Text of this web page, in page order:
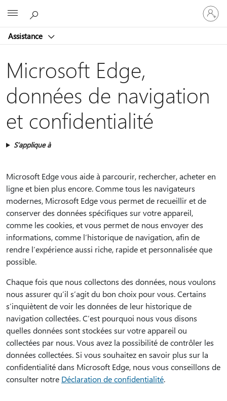
Assistance
vous
à
compte
Microsoft Edge,
données de navigation
et confidentialité
S’applique à
Microsoft Edge vous aide à parcourir, rechercher, acheter en
ligne et bien plus encore. Comme tous les navigateurs
modernes, Microsoft Edge vous permet de recueillir et de
conserver des données spécifiques sur votre appareil,
comme les cookies, et vous permet de nous envoyer des
informations, comme l’historique de navigation, afin de
rendre l’expérience aussi riche, rapide et personnalisée que
possible.
Chaque fois que nous collectons des données, nous voulons
nous assurer qu’il s’agit du bon choix pour vous. Certains
s’inquiètent de voir les données de leur historique de
navigation collectées. C’est pourquoi nous vous disons
quelles données sont stockées sur votre appareil ou
collectées par nous. Vous avez la possibilité de contrôler les
données collectées. Si vous souhaitez en savoir plus sur la
confidentialité dans Microsoft Edge, nous vous conseillons de
consulter notre Déclaration de confidentialité.